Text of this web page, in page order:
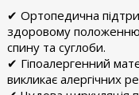
✔ Ортопедична
здоровому
спину та суглоби.
✔ Гіпоалергенний
викликає алергічних